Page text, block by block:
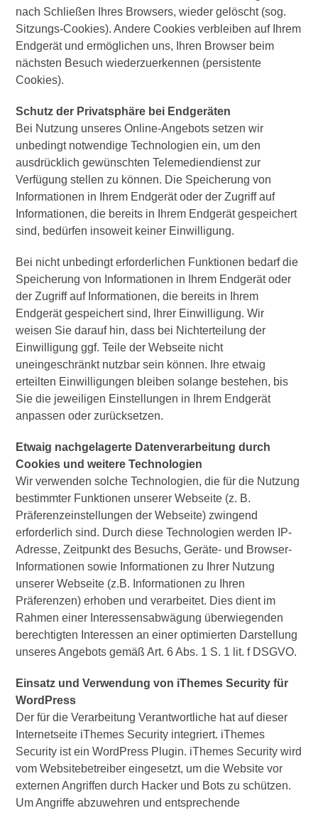
nach Schließen Ihres Browsers, wieder gelöscht (sog.
Sitzungs-Cookies). Andere Cookies verbleiben auf Ihrem
Endgerät und ermöglichen uns, Ihren Browser beim
nächsten Besuch wiederzuerkennen (persistente
Cookies).
Schutz der Privatsphäre bei Endgeräten
Bei Nutzung unseres Online-Angebots setzen wir
unbedingt notwendige Technologien ein, um den
ausdrücklich gewünschten Telemediendienst zur
Verfügung stellen zu können. Die Speicherung von
Informationen in Ihrem Endgerät oder der Zugriff auf
Informationen, die bereits in Ihrem Endgerät gespeichert
sind, bedürfen insoweit keiner Einwilligung.
Bei nicht unbedingt erforderlichen Funktionen bedarf die
Speicherung von Informationen in Ihrem Endgerät oder
der Zugriff auf Informationen, die bereits in Ihrem
Endgerät gespeichert sind, Ihrer Einwilligung. Wir
weisen Sie darauf hin, dass bei Nichterteilung der
Einwilligung ggf. Teile der Webseite nicht
uneingeschränkt nutzbar sein können. Ihre etwaig
erteilten Einwilligungen bleiben solange bestehen, bis
Sie die jeweiligen Einstellungen in Ihrem Endgerät
anpassen oder zurücksetzen.
Etwaig nachgelagerte Datenverarbeitung durch
Cookies und weitere Technologien
Wir verwenden solche Technologien, die für die Nutzung
bestimmter Funktionen unserer Webseite (z. B.
Präferenzeinstellungen der Webseite) zwingend
erforderlich sind. Durch diese Technologien werden IP-
Adresse, Zeitpunkt des Besuchs, Geräte- und Browser-
Informationen sowie Informationen zu Ihrer Nutzung
unserer Webseite (z.B. Informationen zu Ihren
Präferenzen) erhoben und verarbeitet. Dies dient im
Rahmen einer Interessensabwägung überwiegenden
berechtigten Interessen an einer optimierten Darstellung
unseres Angebots gemäß Art. 6 Abs. 1 S. 1 lit. f DSGVO.
Einsatz und Verwendung von iThemes Security für
WordPress
Der für die Verarbeitung Verantwortliche hat auf dieser
Internetseite iThemes Security integriert. iThemes
Security ist ein WordPress Plugin. iThemes Security wird
vom Websitebetreiber eingesetzt, um die Website vor
externen Angriffen durch Hacker und Bots zu schützen.
Um Angriffe abzuwehren und entsprechende